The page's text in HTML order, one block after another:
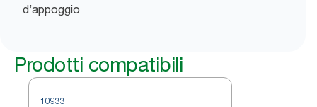
d’appoggio
Prodotti compatibili
10933